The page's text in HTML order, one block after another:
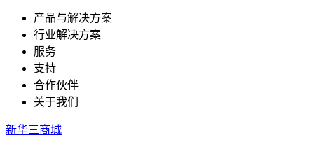
产品与解决方案
行业解决方案
服务
支持
合作伙伴
关于我们
新华三商城